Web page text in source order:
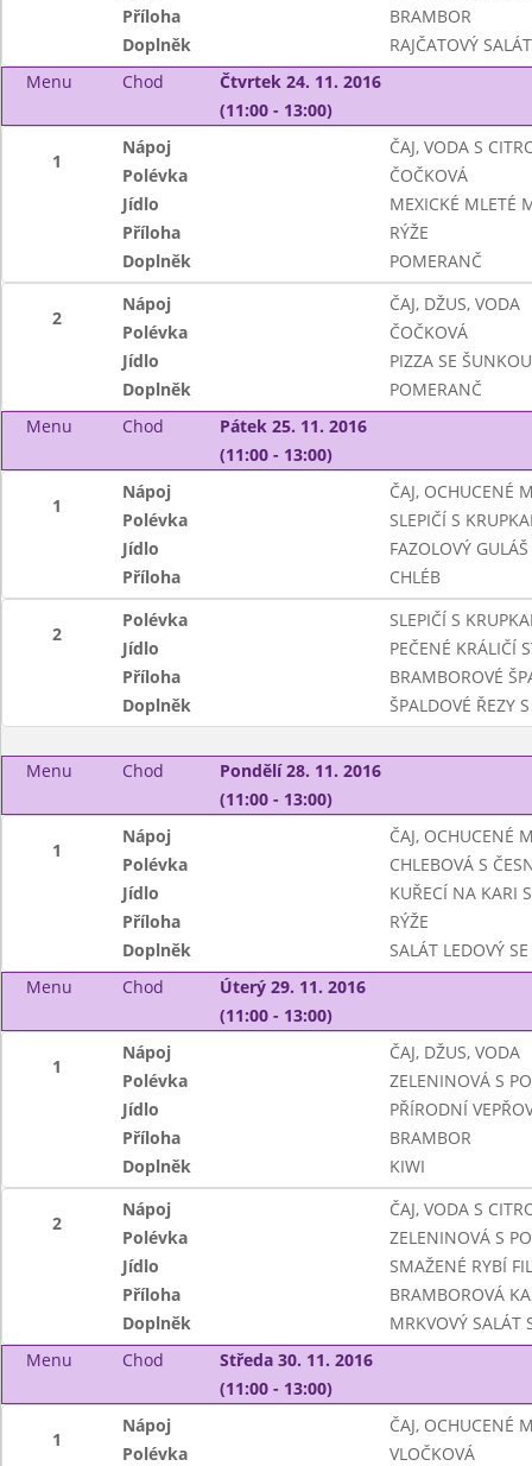
Příloha
BRAMBOR
Doplněk
RAJČATOVÝ
Menu
Chod
Čtvrtek 24. 11. 2016
(11:00 - 13:00)
1
Nápoj
ČAJ, VODA S
Polévka
ČOČKOVÁ
Jídlo
MEXICKÉ MLETÉ
Příloha
RÝŽE
Doplněk
POMERANČ
2
Nápoj
ČAJ, DŽUS, VODA
Polévka
ČOČKOVÁ
Jídlo
PIZZA SE
Doplněk
POMERANČ
Menu
Chod
Pátek 25. 11. 2016
(11:00 - 13:00)
1
Nápoj
ČAJ, OCHUCENÉ
Polévka
SLEPIČÍ S
Jídlo
FAZOLOVÝ
Příloha
CHLÉB
2
Polévka
SLEPIČÍ S
Jídlo
PEČENÉ KRÁLIČÍ
Příloha
BRAMBOROVÉ
Doplněk
ŠPALDOVÉ ŘEZY
Menu Chod
Pondělí 28. 11. 2016
(11:00 - 13:00)
1
Nápoj
ČAJ, OCHUCENÉ
Polévka
CHLEBOVÁ S
Jídlo
KUŘECÍ NA KARI
Příloha
RÝŽE
Doplněk
SALÁT LEDOVÝ
Menu
Chod
Úterý 29. 11. 2016
(11:00 - 13:00)
1
Nápoj
ČAJ, DŽUS, VODA
Polévka
ZELENINOVÁ S
Jídlo
PŘÍRODNÍ
Příloha
BRAMBOR
Doplněk
KIWI
2
Nápoj
ČAJ, VODA S
Polévka
ZELENINOVÁ S
Jídlo
SMAŽENÉ RYBÍ
Příloha
BRAMBOROVÁ
Doplněk
MRKVOVÝ SALÁT
Menu
Chod
Středa 30. 11. 2016
(11:00 - 13:00)
1
Nápoj
ČAJ, OCHUCENÉ
Polévka
VLOČKOVÁ